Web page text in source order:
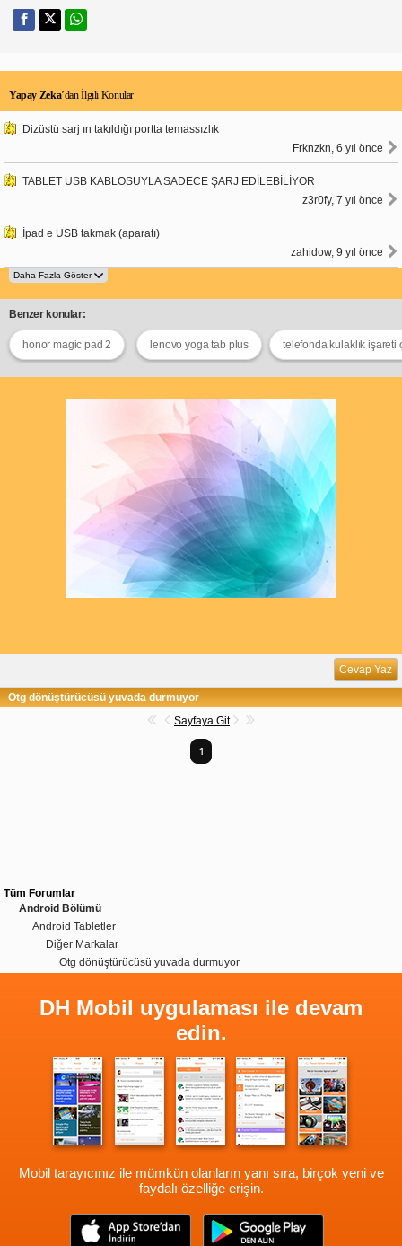
Yapay Zeka’dan İlgili Konular
Dizüstü sarj ın takıldığı portta temassızlık
Frknzkn, 6 yıl önce
TABLET USB KABLOSUYLA SADECE ŞARJ EDİLEBİLİYOR
z3r0fy, 7 yıl önce
İpad e USB takmak (aparatı)
zahidow, 9 yıl önce
Benzer konular:
honor magic pad 2 lenovo yoga tab plus telefonda kulaklık işareti
Cevap Yaz
Otg dönüştürücüsü yuvada durmuyor
Sayfaya Git
1
Tüm Forumlar
Android Bölümü
Android Tabletler
Diğer Markalar
Otg dönüştürücüsü yuvada durmuyor
DH Mobil uygulaması ile devam
edin.
Mobil tarayıcınız ile mümkün olanların yanı sıra, birçok yeni ve
faydalı özelliğe erişin.